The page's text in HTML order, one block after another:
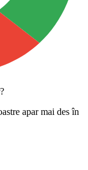
apar mai des în